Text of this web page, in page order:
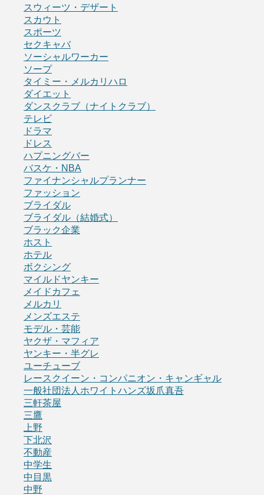
スウィーツ・デザート
スカウト
スポーツ
セクキャバ
ソーシャルワーカー
ソープ
タイミー・メルカリハロ
ダイエット
ダンスクラブ（ナイトクラブ）
テレビ
ドラマ
ドレス
ハプニングバー
バスケ・NBA
ファイナンシャルプランナー
ファッション
ブライダル
ブライダル（結婚式）
ブラック企業
ホスト
ホテル
ボクシング
マイルドヤンキー
メイドカフェ
メルカリ
メンズエステ
モデル・芸能
ヤクザ・マフィア
ヤンキー・半グレ
ユーチューブ
レースクイーン・コンパニオン・キャンギャル
一般社団法人ホワイトハンズ坂爪真吾
三軒茶屋
三鷹
上野
下北沢
不動産
中学生
中目黒
中野